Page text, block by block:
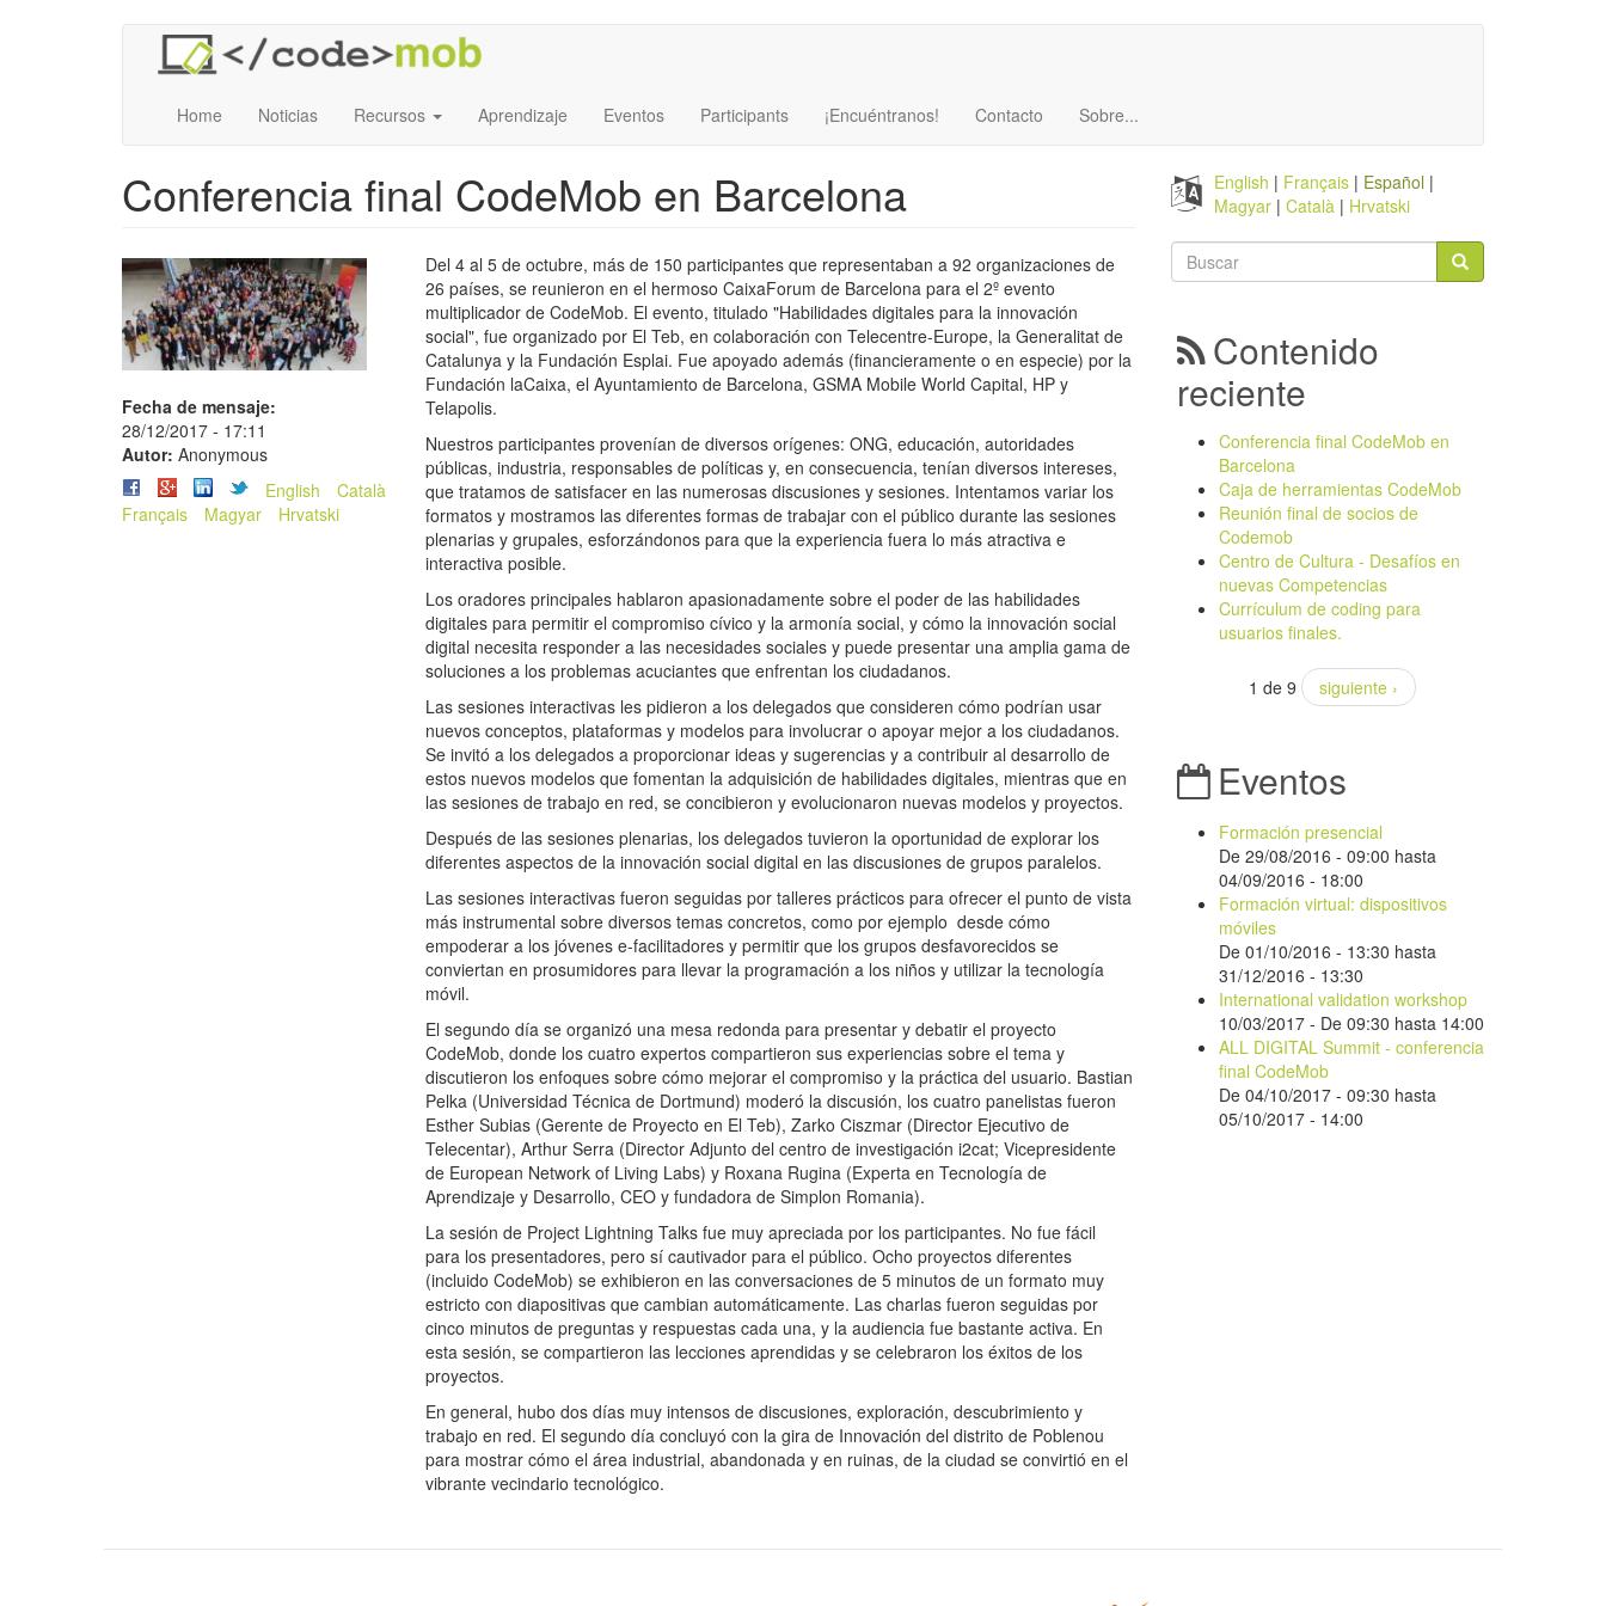
Home Noticias Recursos Aprendizaje Eventos Participants ¡Encuéntranos! Contacto Sobre...
Conferencia final CodeMob en Barcelona
Fecha de mensaje:
28/12/2017 - 17:11
Autor: Anonymous
English
Català
Français
Magyar Hrvatski
Del 4 al 5 de octubre, más de 150 participantes que representaban a 92 organizaciones de
26 países, se reunieron en el hermoso CaixaForum de Barcelona para el 2º evento
multiplicador de CodeMob. El evento, titulado "Habilidades digitales para la innovación
social", fue organizado por El Teb, en colaboración con Telecentre-Europe, la Generalitat de
Catalunya y la Fundación Esplai. Fue apoyado además (financieramente o en especie) por la
Fundación laCaixa, el Ayuntamiento de Barcelona, ​​GSMA Mobile World Capital, HP y
Telapolis.
Nuestros participantes provenían de diversos orígenes: ONG, educación, autoridades
públicas, industria, responsables de políticas y, en consecuencia, tenían diversos intereses,
que tratamos de satisfacer en las numerosas discusiones y sesiones. Intentamos variar los
formatos y mostramos las diferentes formas de trabajar con el público durante las sesiones
plenarias y grupales, esforzándonos para que la experiencia fuera lo más atractiva e
interactiva posible.
Los oradores principales hablaron apasionadamente sobre el poder de las habilidades
digitales para permitir el compromiso cívico y la armonía social, y cómo la innovación social
digital necesita responder a las necesidades sociales y puede presentar una amplia gama de
soluciones a los problemas acuciantes que enfrentan los ciudadanos.
Las sesiones interactivas les pidieron a los delegados que consideren cómo podrían usar
nuevos conceptos, plataformas y modelos para involucrar o apoyar mejor a los ciudadanos.
Se invitó a los delegados a proporcionar ideas y sugerencias y a contribuir al desarrollo de
estos nuevos modelos que fomentan la adquisición de habilidades digitales, mientras que en
las sesiones de trabajo en red, se concibieron y evolucionaron nuevas modelos y proyectos.
Después de las sesiones plenarias, los delegados tuvieron la oportunidad de explorar los
diferentes aspectos de la innovación social digital en las discusiones de grupos paralelos.
Las sesiones interactivas fueron seguidas por talleres prácticos para ofrecer el punto de vista
más instrumental sobre diversos temas concretos, como por ejemplo desde cómo
empoderar a los jóvenes e-facilitadores y permitir que los grupos desfavorecidos se
conviertan en prosumidores para llevar la programación a los niños y utilizar la tecnología
móvil.
El segundo día se organizó una mesa redonda para presentar y debatir el proyecto
CodeMob, donde los cuatro expertos compartieron sus experiencias sobre el tema y
discutieron los enfoques sobre cómo mejorar el compromiso y la práctica del usuario. Bastian
Pelka (Universidad Técnica de Dortmund) moderó la discusión, los cuatro panelistas fueron
Esther Subias (Gerente de Proyecto en El Teb), Zarko Ciszmar (Director Ejecutivo de
Telecentar), Arthur Serra (Director Adjunto del centro de investigación i2cat; Vicepresidente
de European Network of Living Labs) y Roxana Rugina (Experta en Tecnología de
Aprendizaje y Desarrollo, CEO y fundadora de Simplon Romania).
La sesión de Project Lightning Talks fue muy apreciada por los participantes. No fue fácil
para los presentadores, pero sí cautivador para el público. Ocho proyectos diferentes
(incluido CodeMob) se exhibieron en las conversaciones de 5 minutos de un formato muy
estricto con diapositivas que cambian automáticamente. Las charlas fueron seguidas por
cinco minutos de preguntas y respuestas cada una, y la audiencia fue bastante activa. En
esta sesión, se compartieron las lecciones aprendidas y se celebraron los éxitos de los
proyectos.
En general, hubo dos días muy intensos de discusiones, exploración, descubrimiento y
trabajo en red. El segundo día concluyó con la gira de Innovación del distrito de Poblenou
para mostrar cómo el área industrial, abandonada y en ruinas, de la ciudad se convirtió en el
vibrante vecindario tecnológico.
English Français
Español
Magyar
Català Hrvatski
Formulario
búsqueda
Contenido
reciente
Conferencia final CodeMob en
Barcelona
Caja de herramientas CodeMob
Reunión final de socios de
Codemob
Centro de Cultura - Desafíos en
nuevas Competencias
Currículum de coding para
usuarios finales.
1 de 9 siguiente ›
Eventos
Formación presencial
De 29/08/2016 - 09:00 hasta
04/09/2016 - 18:00
Formación virtual: dispositivos
móviles
De 01/10/2016 - 13:30 hasta
31/12/2016 - 13:30
International validation workshop
10/03/2017 - De 09:30 hasta 14:00
ALL DIGITAL Summit - conferencia
final CodeMob
De 04/10/2017 - 09:30 hasta
05/10/2017 - 14:00